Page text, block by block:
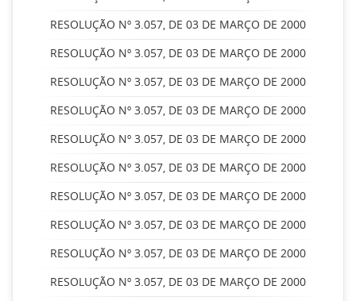
RESOLUÇÃO Nº 3.057, DE 03 DE MARÇO DE 2000
RESOLUÇÃO Nº 3.057, DE 03 DE MARÇO DE 2000
RESOLUÇÃO Nº 3.057, DE 03 DE MARÇO DE 2000
RESOLUÇÃO Nº 3.057, DE 03 DE MARÇO DE 2000
RESOLUÇÃO Nº 3.057, DE 03 DE MARÇO DE 2000
RESOLUÇÃO Nº 3.057, DE 03 DE MARÇO DE 2000
RESOLUÇÃO Nº 3.057, DE 03 DE MARÇO DE 2000
RESOLUÇÃO Nº 3.057, DE 03 DE MARÇO DE 2000
RESOLUÇÃO Nº 3.057, DE 03 DE MARÇO DE 2000
RESOLUÇÃO Nº 3.057, DE 03 DE MARÇO DE 2000